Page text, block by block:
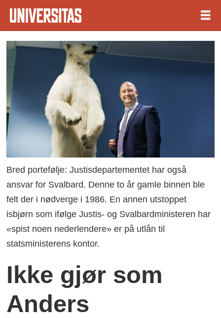
Bred portefølje: Justisdepartementet har også
ansvar for Svalbard. Denne to år gamle binnen ble
felt der i nødverge i 1986. En annen utstoppet
isbjørn som ifølge Justis- og Svalbardministeren har
«spist noen nederlendere» er på utlån til
statsministerens kontor.
Ikke gjør som
Anders